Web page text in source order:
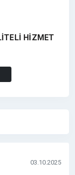
HİZMET
sıralarda
03.10.2025